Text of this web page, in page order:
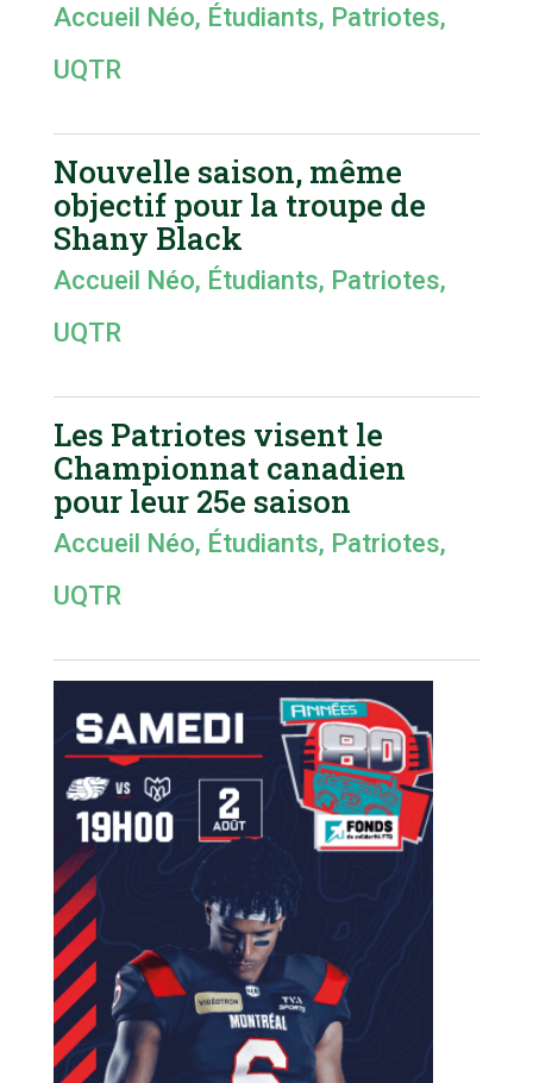
Accueil Néo, Étudiants, Patriotes,
UQTR
Nouvelle saison, même
objectif pour la troupe de
Shany Black
Accueil Néo, Étudiants, Patriotes,
UQTR
Les Patriotes visent le
Championnat canadien
pour leur 25e saison
Accueil Néo, Étudiants, Patriotes,
UQTR